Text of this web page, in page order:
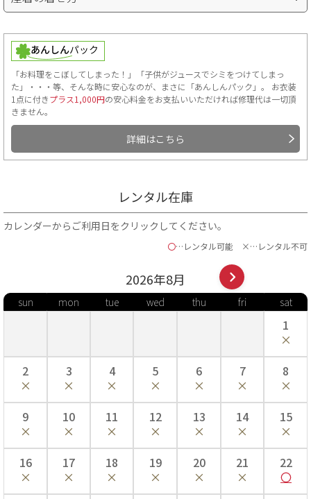
「お料理をこぼしてしまった！」「子供がジュースでシミをつけてしまっ
た」・・・等、そんな時に安心なのが、まさに「あんしんパック」。 お衣装
1点に付きプラス1,000円の安心料金をお支払いいただければ修理代は一切頂
きません。
詳細はこちら
レンタル在庫
カレンダーからご利用日をクリックしてください。
〇…レンタル可能 ×…レンタル不可
2026年8月
sun mon tue wed thu fri sat
1
2 3 4 5 6 7 8
9 10 11 12 13 14 15
16 17 18 19 20 21 22